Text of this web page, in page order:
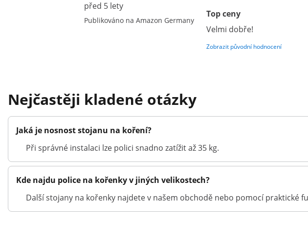
před 5 lety
Publikováno na Amazon Germany
Top ceny
Velmi dobře!
Zobrazit původní hodnocení
Nejčastěji kladené otázky
Jaká je nosnost stojanu na koření?
Při správné instalaci lze polici snadno zatížit až 35 kg.
Kde najdu police na kořenky v jiných velikostech?
Další stojany na kořenky najdete v našem obchodě nebo pomocí praktické